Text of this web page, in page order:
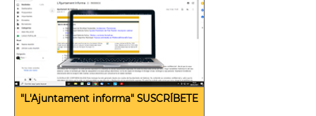
"L'Ajuntament informa" SUSCRÍBETE